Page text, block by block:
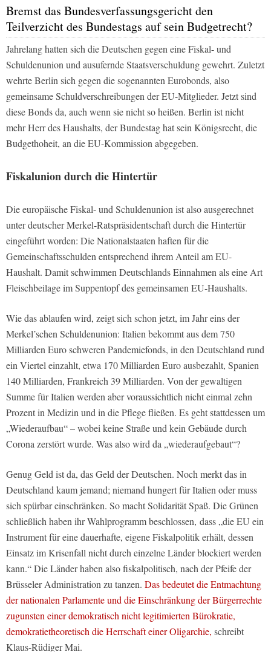
Bremst das Bundesverfassungsgericht den
Teilverzicht des Bundestags auf sein Budgetrecht?
Jahrelang hatten sich die Deutschen gegen eine Fiskal- und
Schuldenunion und ausufernde Staatsverschuldung gewehrt. Zuletzt
wehrte Berlin sich gegen die sogenannten Eurobonds, also
gemeinsame Schuldverschreibungen der EU-Mitglieder. Jetzt sind
diese Bonds da, auch wenn sie nicht so heißen. Berlin ist nicht
mehr Herr des Haushalts, der Bundestag hat sein Königsrecht, die
Budgethoheit, an die EU-Kommission abgegeben.
Fiskalunion durch die Hintertür
Die europäische Fiskal- und Schuldenunion ist also ausgerechnet
unter deutscher Merkel-Ratspräsidentschaft durch die Hintertür
eingeführt worden: Die Nationalstaaten haften für die
Gemeinschaftsschulden entsprechend ihrem Anteil am EU-
Haushalt. Damit schwimmen Deutschlands Einnahmen als eine Art
Fleischbeilage im Suppentopf des gemeinsamen EU-Haushalts.
Wie das ablaufen wird, zeigt sich schon jetzt, im Jahr eins der
Merkel’schen Schuldenunion: Italien bekommt aus dem 750
Milliarden Euro schweren Pandemiefonds, in den Deutschland rund
ein Viertel einzahlt, etwa 170 Milliarden Euro ausbezahlt, Spanien
140 Milliarden, Frankreich 39 Milliarden. Von der gewaltigen
Summe für Italien werden aber voraussichtlich nicht einmal zehn
Prozent in Medizin und in die Pflege fließen. Es geht stattdessen um
„Wiederaufbau“ – wobei keine Straße und kein Gebäude durch
Corona zerstört wurde. Was also wird da „wiederaufgebaut“?
Genug Geld ist da, das Geld der Deutschen. Noch merkt das in
Deutschland kaum jemand; niemand hungert für Italien oder muss
sich spürbar einschränken. So macht Solidarität Spaß. Die Grünen
schließlich haben ihr Wahlprogramm beschlossen, dass „die EU ein
Instrument für eine dauerhafte, eigene Fiskalpolitik erhält, dessen
Einsatz im Krisenfall nicht durch einzelne Länder blockiert werden
kann.“ Die Länder haben also fiskalpolitisch, nach der Pfeife der
Brüsseler Administration zu tanzen. Das bedeutet die Entmachtung
der nationalen Parlamente und die Einschränkung der Bürgerrechte
zugunsten einer demokratisch nicht legitimierten Bürokratie,
demokratietheoretisch die Herrschaft einer Oligarchie, schreibt
Klaus-Rüdiger Mai.